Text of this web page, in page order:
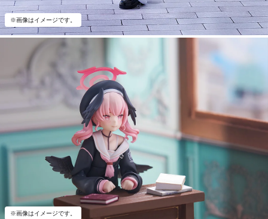
※画像はイメージです。
※画像はイメージです。